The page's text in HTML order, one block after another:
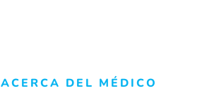
ACERCA DEL MÉDICO